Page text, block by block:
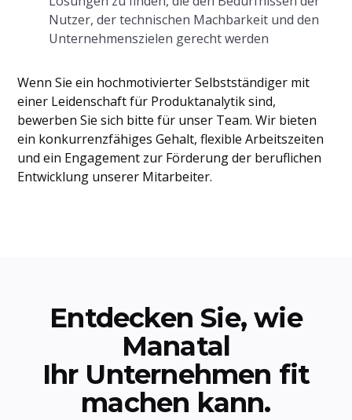
Nutzer, der technischen Machbarkeit und den
Unternehmenszielen gerecht werden
Wenn Sie ein hochmotivierter Selbstständiger mit
einer Leidenschaft für Produktanalytik sind,
bewerben Sie sich bitte für unser Team. Wir bieten
ein konkurrenzfähiges Gehalt, flexible Arbeitszeiten
und ein Engagement zur Förderung der beruflichen
Entwicklung unserer Mitarbeiter.
Entdecken Sie, wie
Manatal
Ihr Unternehmen fit
machen kann.